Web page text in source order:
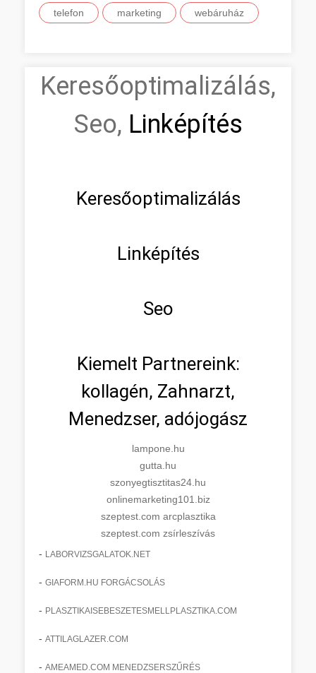
telefon marketing webáruház
Keresőoptimalizálás,
Seo, Linképítés
Keresőoptimalizálás
Linképítés
Seo
Kiemelt Partnereink:
kollagén, Zahnarzt,
Menedzser, adójogász
lampone.hu
gutta.hu
szonyegtisztitas24.hu
onlinemarketing101.biz
szeptest.com arcplasztika
szeptest.com zsírleszívás
- LABORVIZSGALATOK.NET
- GIAFORM.HU FORGÁCSOLÁS
- PLASZTIKAISEBESZETESMELLPLASZTIKA.COM
- ATTILAGLAZER.COM
- AMEAMED.COM MENEDZSERSZŰRÉS